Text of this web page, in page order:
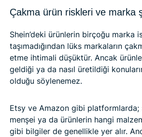
Çakma ürün riskleri ve marka
Shein’deki ürünlerin birçoğu marka
taşımadığından lüks markaların
etme ihtimali düşüktür. Ancak
geldiği ya da nasıl üretildiği
olduğu söylenemez.
Etsy ve Amazon gibi platformlarda;
menşei ya da ürünlerin hangi
gibi bilgiler de genellikle yer alır.